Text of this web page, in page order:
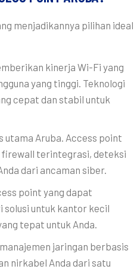
menjadikannya pilihan ideal
kinerja Wi-Fi yang
yang tinggi. Teknologi
cepat dan stabil untuk
utama Aruba. Access point
firewall terintegrasi, deteksi
dari ancaman siber.
point yang dapat
solusi untuk kantor kecil
tepat untuk Anda.
jaringan berbasis
nirkabel Anda dari satu